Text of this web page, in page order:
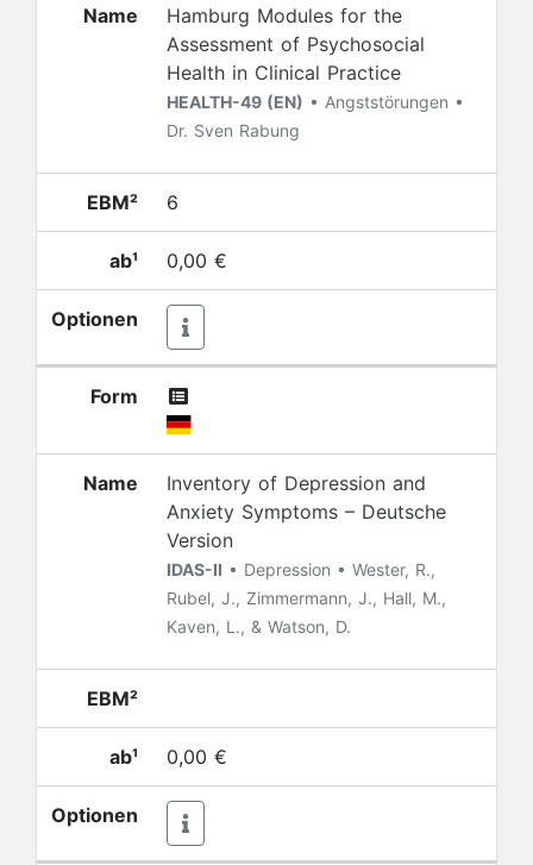
Name
Hamburg Modules for the
Assessment of Psychosocial
Health in Clinical Practice
HEALTH-49 (EN) • Angststörungen •
Dr. Sven Rabung
EBM² 6
ab¹ 0,00 €
Optionen
Form
Name
Inventory of Depression and
Anxiety Symptoms – Deutsche
Version
IDAS-II • Depression • Wester, R.,
Rubel, J., Zimmermann, J., Hall, M.,
Kaven, L., & Watson, D.
EBM²
ab¹ 0,00 €
Optionen